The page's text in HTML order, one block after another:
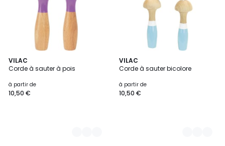
VILAC
Corde à sauter à pois
à partir de
10,50 €
2
Couleurs
VILAC
Corde à sauter bicolore
à partir de
10,50 €
3
Couleurs